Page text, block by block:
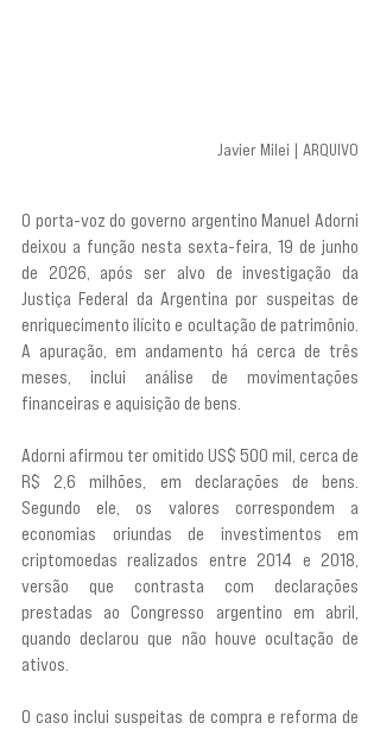
Javier Milei | ARQUIVO
O porta-voz do governo argentino Manuel Adorni
deixou a função nesta sexta-feira, 19 de junho
de 2026, após ser alvo de investigação da
Justiça Federal da Argentina por suspeitas de
enriquecimento ilícito e ocultação de patrimônio.
A apuração, em andamento há cerca de três
meses, inclui análise de movimentações
financeiras e aquisição de bens.
Adorni afirmou ter omitido US$ 500 mil, cerca de
R$ 2,6 milhões, em declarações de bens.
Segundo ele, os valores correspondem a
economias oriundas de investimentos em
criptomoedas realizados entre 2014 e 2018,
versão que contrasta com declarações
prestadas ao Congresso argentino em abril,
quando declarou que não houve ocultação de
ativos.
O caso inclui suspeitas de compra e reforma de